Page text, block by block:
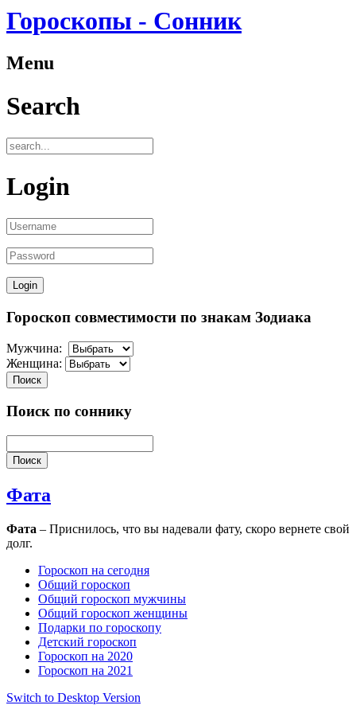
Гороскопы - Сонник
Menu
Search
Login
Гороскоп совместимости по знакам Зодиака
Мужчина:
Женщина:
Поиск
Поиск по соннику
Поиск
Фата
Фата – Приснилось, что вы надевали фату, скоро вернете свой
долг.
Гороскоп на сегодня
Общий гороскоп
Общий гороскоп мужчины
Общий гороскоп женщины
Подарки по гороскопу
Детский гороскоп
Гороскоп на 2020
Гороскоп на 2021
Switch to Desktop Version